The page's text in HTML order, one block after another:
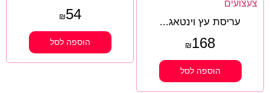
עריסת עץ וינטאג...
₪168
הוספה לסל
₪54
הוספה לסל